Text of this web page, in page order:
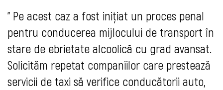
" Pe acest caz a fost inițiat un proces penal
pentru conducerea mijlocului de transport în
stare de ebrietate alcoolică cu grad avansat.
Solicităm repetat companiilor care prestează
servicii de taxi să verifice conducătorii auto,